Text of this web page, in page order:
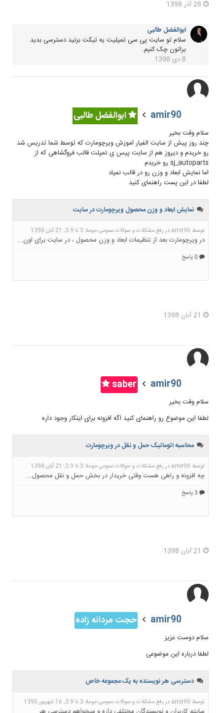
28 آذر 1398
ابوالفضل طالبی
سلام تو سایت پی سی تمپلیت یه تیکت بزنید دسترسی بدید
براتون چک کنیم.
8 دی 1398
amir90 ابوالفضل طالبی
سلام وقت بخیر
چند روز پیش از سایت الفیار اموزش ویرچومارت که توسط شما تدریس شد
رو خریدم و دیروز هم از سایت پیس ی تمپلت قالب فروگشاهی که از
sj_autoparts رو خریدم
اما نمایش ابعاد و وزن رو در قالب نمیاد
لطفا در این پست راهنمای کنید
21 آبان 1398
amir90
saber
سلام وقت بخیر
لطفا این موضوع رو راهنمای کنید اگه افزونه برای اینکار وجود داره
21 آبان 1398
amir90 حجت مردانه زاده
سلام دوست عزیز
لطفا درباره این موضوعی